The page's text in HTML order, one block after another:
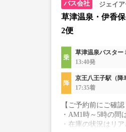
ジェイ
草津温泉・伊香
2便
草津温泉バスター
13:40発
京王八王子駅（降
17:35着
【ご予約前にご確認
・AM1時～5時の間
・在庫の状況はリ